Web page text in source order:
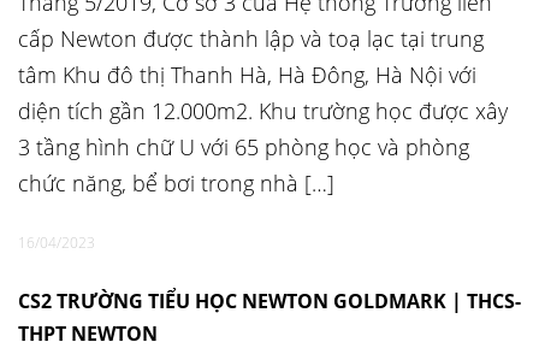
cấp Newton được thành lập và toạ lạc tại trung
tâm Khu đô thị Thanh Hà, Hà Đông, Hà Nội với
diện tích gần 12.000m2. Khu trường học được xây
3 tầng hình chữ U với 65 phòng học và phòng
chức năng, bể bơi trong nhà […]
16/04/2023
CS2 TRƯỜNG TIỂU HỌC NEWTON GOLDMARK | THCS-
THPT NEWTON